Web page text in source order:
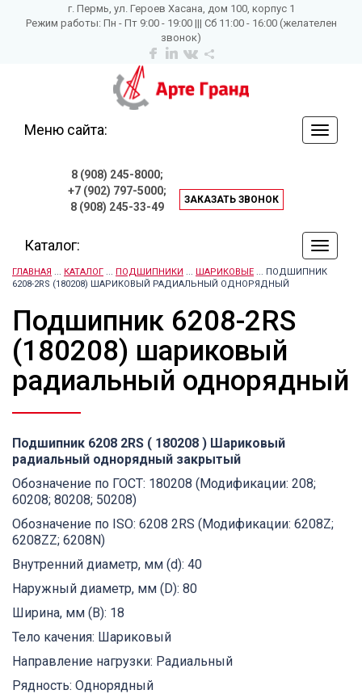
г. Пермь, ул. Героев Хасана, дом 100, корпус 1
Режим работы: Пн - Пт 9:00 - 19:00 ||| Сб 11:00 - 16:00 (желателен
звонок)
Меню сайта:
8 (908) 245-8000;
+7 (902) 797-5000;
8 (908) 245-33-49
ЗАКАЗАТЬ ЗВОНОК
по
Каталог:
ГЛАВНАЯ КАТАЛОГ ПОДШИПНИКИ ШАРИКОВЫЕ ... ПОДШИПНИК
6208-2RS (180208) ШАРИКОВЫЙ РАДИАЛЬНЫЙ ОДНОРЯДНЫЙ
Подшипник 6208-2RS
(180208) шариковый
радиальный однорядный
Подшипник 6208 2RS ( 180208 ) Шариковый
радиальный однорядный закрытый
Обозначение по ГОСТ: 180208 (Модификации: 208;
60208; 80208; 50208)
Обозначение по ISO: 6208 2RS (Модификации: 6208Z;
6208ZZ; 6208N)
Внутренний диаметр, мм (d): 40
Наружный диаметр, мм (D): 80
Ширина, мм (B): 18
Тело качения: Шариковый
Направление нагрузки: Радиальный
Рядность: Однорядный